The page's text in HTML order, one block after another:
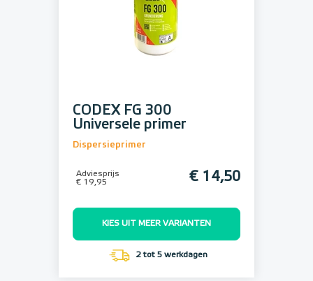
CODEX FG 300
Universele primer
Dispersieprimer
Adviesprijs
€ 19,95
€ 14,50
KIES UIT MEER VARIANTEN
2 tot 5 werkdagen